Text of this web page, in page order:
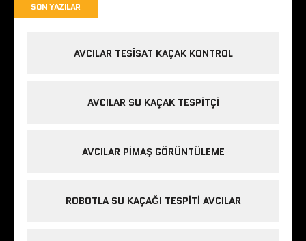
SON YAZILAR
AVCILAR TESISAT KAÇAK KONTROL
AVCILAR SU KAÇAK TESPITÇI
AVCILAR PIMAŞ GÖRÜNTÜLEME
ROBOTLA SU KAÇAĞI TESPITI AVCILAR